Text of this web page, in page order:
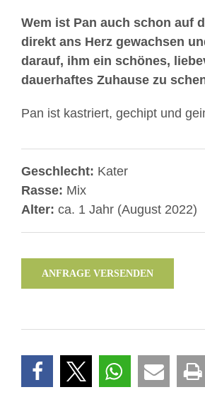
Wem ist Pan auch schon auf
direkt ans Herz gewachsen
darauf, ihm ein schönes,
dauerhaftes Zuhause zu
Pan ist kastriert, gechipt und
Geschlecht: Kater
Rasse: Mix
Alter: ca. 1 Jahr (August 2022)
ANFRAGE VERSENDEN